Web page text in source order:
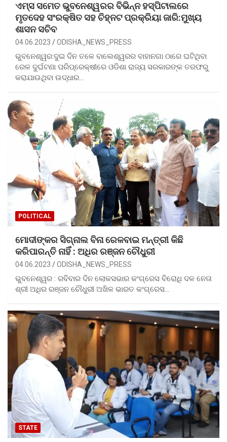
ଏମ୍ସ ସମେତ ଭୁବନେଶ୍ୱରର ବିଭିନ୍ନ ହସ୍ପିଟାଲରେ
ମୃତଦେହ ସଂରକ୍ଷିତ ସହ ଚିହ୍ନଟ ପ୍ରକ୍ରିୟା ଜାରି:ମୁଖ୍ୟ
ଶାସନ ସଚିବ
04.06.2023 ODISHA_NEWS_PRESS
ଭୁବନେଶ୍ୱର:ଦୁଇ ଦିନ ତଳେ ବାଲେଶ୍ୱରର ବାହାନଗା ଠାରେ ଘଟିଥିବା
ରେଳ ଦୁର୍ଘଟଣା ପରିପ୍ରେକ୍ଷୀରେ ଓଡିଶା ରାଜ୍ୟ ସରକାରଙ୍କ ତରଫରୁ
କରାଯାଉଥିବା ଉଦ୍ଧାର…
POLITICAL
ମୋଦୀଙ୍କର ସିଗ୍‌ନାଲ ବିନା ରେଳବାଇ ମନ୍ତ୍ରୀ କିଛି
କରିପାରନ୍ତି ନାହିଁ : ଅଧିର ରଞ୍ଜନ ଚୌଧୁରୀ
04.06.2023 ODISHA_NEWS_PRESS
ଭୁବନେଶ୍ୱର : ରବିବାର ଦିନ ଲୋକସଭାର କଂଗ୍ରେସ ବିରୋଧି ଦଳ ନେତା
ଶ୍ରୀ ଅଧିର ରଞ୍ଜନ ଚୌଧୁରୀ ଅଖିଳ ଭାରତ କଂଗ୍ରେସ…
STATE